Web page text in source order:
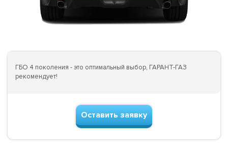
ГБО 4 поколения - это оптимальный выбор, ГАРАНТ-ГАЗ
рекомендует!
Оставить заявку